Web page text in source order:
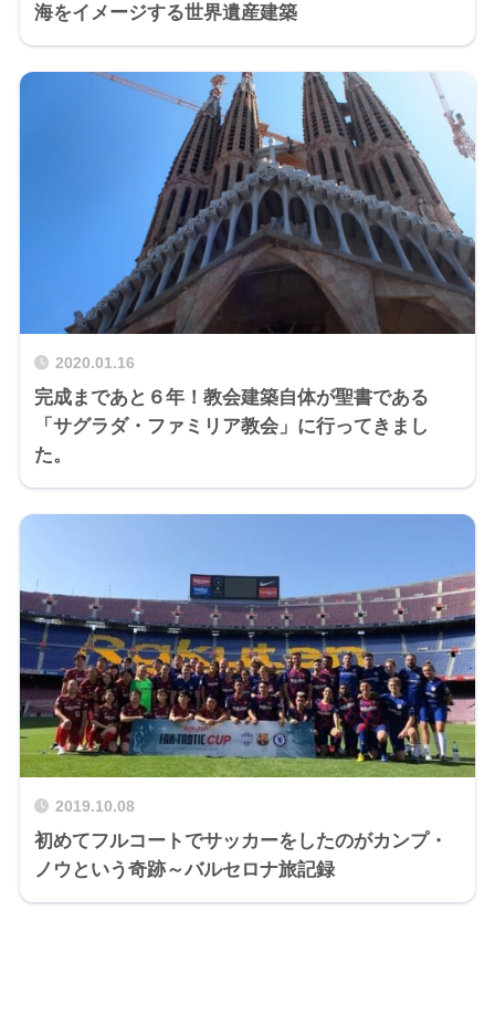
海をイメージする世界遺産建築
2020.01.16
完成まであと６年！教会建築自体が聖書である
「サグラダ・ファミリア教会」に行ってきまし
た。
2019.10.08
初めてフルコートでサッカーをしたのがカンプ・
ノウという奇跡～バルセロナ旅記録